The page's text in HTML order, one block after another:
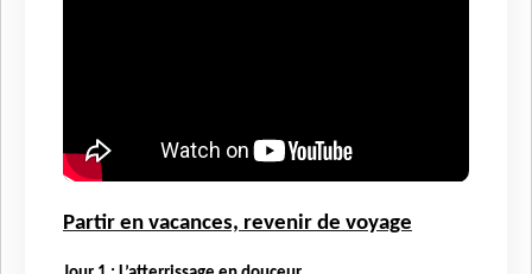
Partir en vacances, revenir de voyage